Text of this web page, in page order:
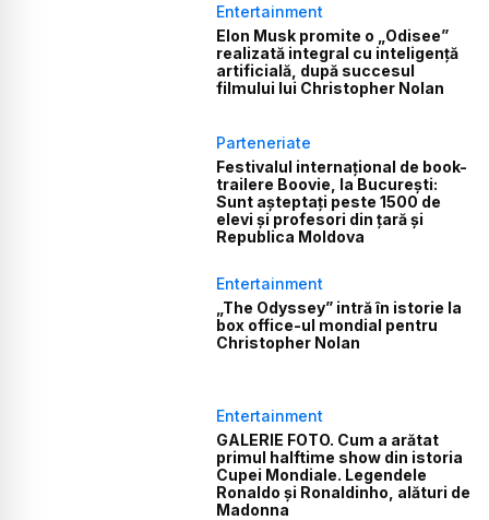
Entertainment
Elon Musk promite o „Odisee”
realizată integral cu inteligență
artificială, după succesul
filmului lui Christopher Nolan
Parteneriate
Festivalul internațional de book-
trailere Boovie, la București:
Sunt așteptați peste 1500 de
elevi și profesori din țară și
Republica Moldova
Entertainment
„The Odyssey” intră în istorie la
box office-ul mondial pentru
Christopher Nolan
Entertainment
GALERIE FOTO. Cum a arătat
primul halftime show din istoria
Cupei Mondiale. Legendele
Ronaldo și Ronaldinho, alături de
Madonna